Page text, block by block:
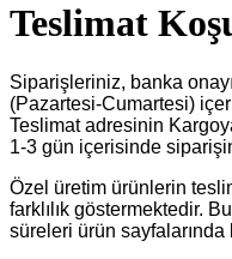
Teslimat
Siparişleriniz, banka
(Pazartesi-Cumartesi)
Teslimat adresinin
1-3 gün içerisinde
Özel üretim ürünlerin
farklılık göstermektedir.
süreleri ürün sayfalarında